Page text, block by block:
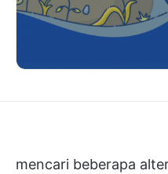
mencari beberapa